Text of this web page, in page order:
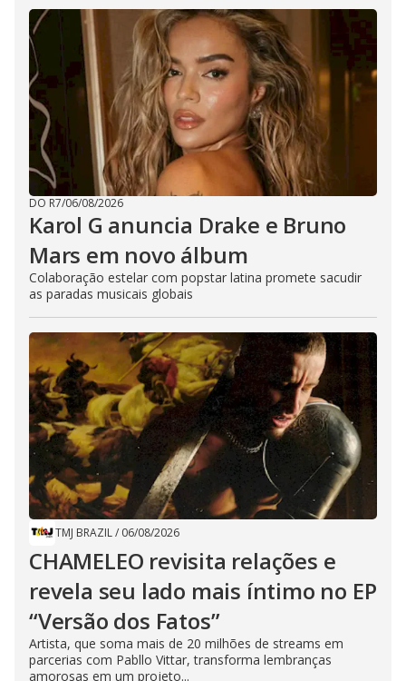
DO R7/06/08/2026
Karol G anuncia Drake e Bruno
Mars em novo álbum
Colaboração estelar com popstar latina promete sacudir
as paradas musicais globais
TMJ BRAZIL/ 06/08/2026
CHAMELEO revisita relações e
revela seu lado mais íntimo no EP
“Versão dos Fatos”
Artista, que soma mais de 20 milhões de streams em
parcerias com Pabllo Vittar, transforma lembranças
amorosas em um projeto...